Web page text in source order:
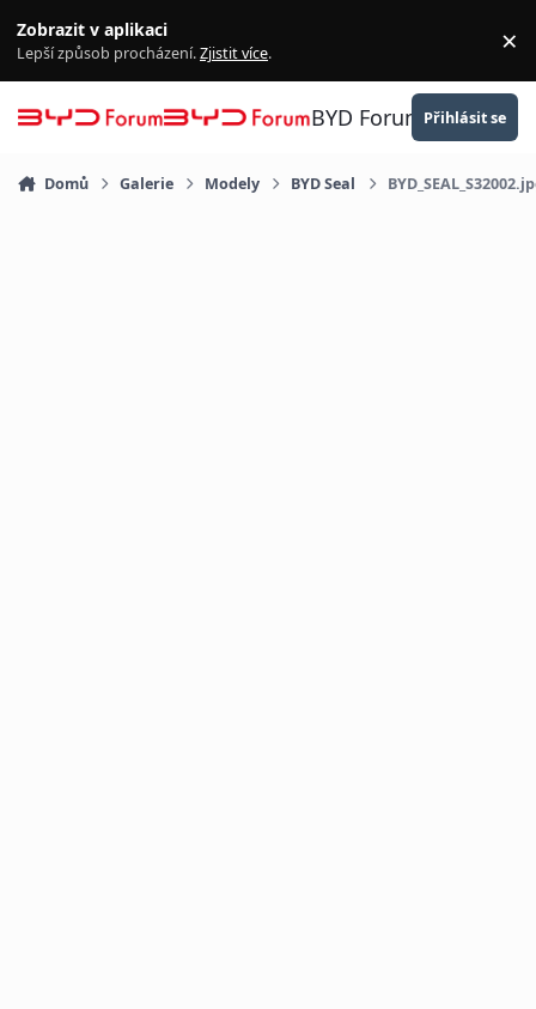
Zobrazit v aplikaci
Lepší způsob procházení.Zjistit více. ×
BYD Forum Přihlásit se
Domů Galerie Modely BYD Seal